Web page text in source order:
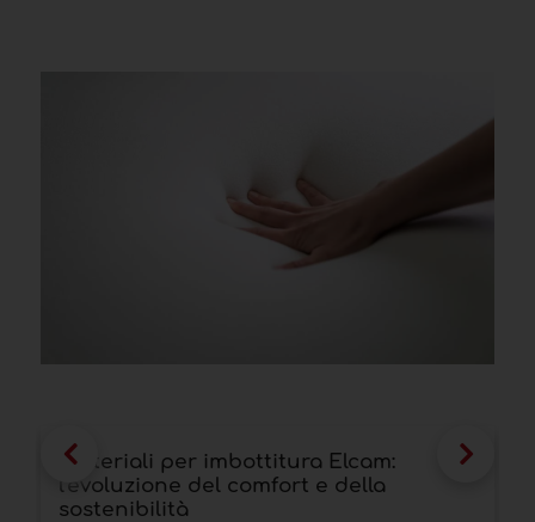
Materiali per imbottitura Elcam:
l'evoluzione del comfort e della
sostenibilità